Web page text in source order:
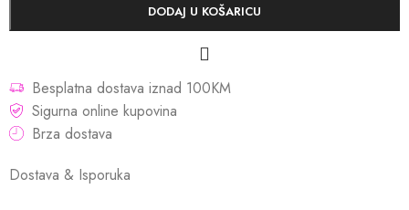
DODAJ U KOŠARICU
Besplatna dostava iznad 100KM
Sigurna online kupovina
Brza dostava
Dostava & Isporuka